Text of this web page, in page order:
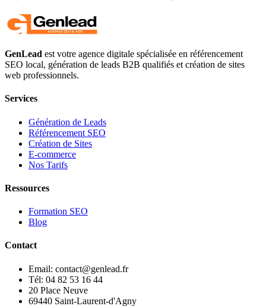
GenLead est votre agence digitale spécialisée en référencement
SEO local, génération de leads B2B qualifiés et création de sites
web professionnels.
Services
Génération de Leads
Référencement SEO
Création de Sites
E-commerce
Nos Tarifs
Ressources
Formation SEO
Blog
Contact
Email: contact@genlead.fr
Tél: 04 82 53 16 44
20 Place Neuve
69440 Saint-Laurent-d'Agny